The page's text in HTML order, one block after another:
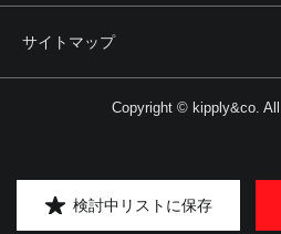
検討中リストに保存
サイトマップ
Copyright © kipply&co.